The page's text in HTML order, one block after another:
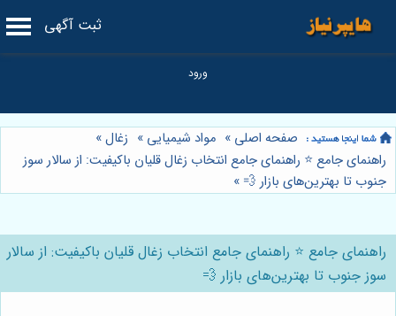
ثبت آگهی
صفحه اصلی » مواد شیمیایی » زغال»
راهنمای جامع ⭐️ راهنمای جامع انتخاب زغال قلیان باکیفیت: از سالار سوز
جنوب تا بهترین‌های بازار 💨 »
راهنمای جامع ⭐️ راهنمای جامع انتخاب زغال قلیان باکیفیت: از سالار
سوز جنوب تا بهترین‌های بازار 💨